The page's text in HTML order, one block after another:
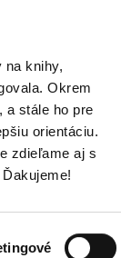
na knihy,
Okrem
a stále ho pre
orientáciu.
zdieľame aj s